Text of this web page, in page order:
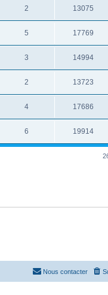
2 13075
5 17769
3 14994
2 13723
4 17686
6 19914
Nous contacter